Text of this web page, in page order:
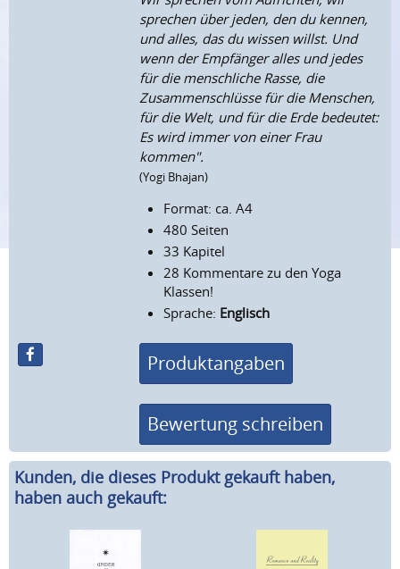
sprechen über jeden, den du kennen,
und alles, das du wissen willst. Und
wenn der Empfänger alles und jedes
für die menschliche Rasse, die
Zusammenschlüsse für die Menschen,
für die Welt, und für die Erde bedeutet:
Es wird immer von einer Frau
kommen".
(Yogi Bhajan)
Format: ca. A4
480 Seiten
33 Kapitel
28 Kommentare zu den Yoga
Klassen!
Sprache: Englisch
Produktangaben
Bewertung schreiben
Kunden, die dieses Produkt gekauft haben,
haben auch gekauft: